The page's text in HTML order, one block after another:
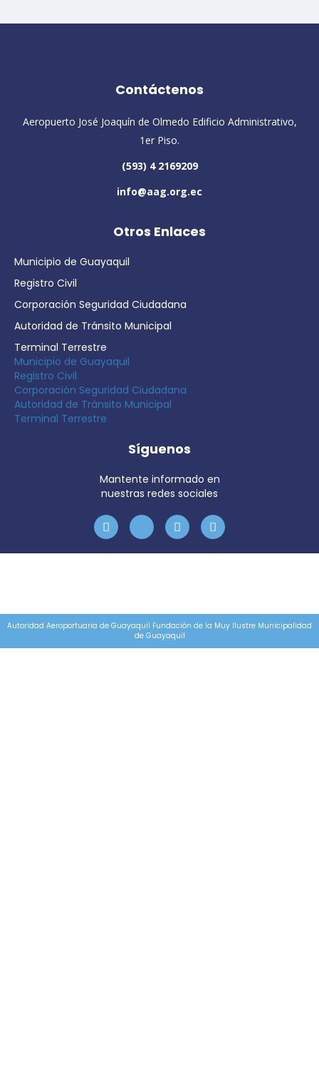
Contáctenos
Aeropuerto José Joaquín de Olmedo Edificio Administrativo,
1er Piso.
(593) 4 2169209
info@aag.org.ec
Otros Enlaces
Municipio de Guayaquil
Registro Civil
Corporación Seguridad Ciudadana
Autoridad de Tránsito Municipal
Terminal Terrestre
Municipio de Guayaquil
Registro Civil
Corporación Seguridad Ciudadana
Autoridad de Tránsito Municipal
Terminal Terrestre
Síguenos
Mantente informado en
nuestras redes sociales
Autoridad Aeroportuaria de Guayaquil Fundación de la Muy Ilustre Municipalidad
de Guayaquil